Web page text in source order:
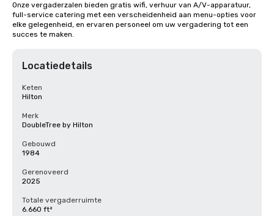
Onze vergaderzalen bieden gratis wifi, verhuur van A/V-apparatuur,
full-service catering met een verscheidenheid aan menu-opties voor
elke gelegenheid, en ervaren personeel om uw vergadering tot een
succes te maken.
Locatiedetails
Keten
Hilton
Merk
DoubleTree by Hilton
Gebouwd
1984
Gerenoveerd
2025
Totale vergaderruimte
6.660 ft²